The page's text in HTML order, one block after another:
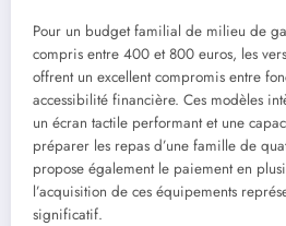
Pour un budget familial de milieu de
compris entre 400 et 800 euros, les
offrent un excellent compromis entre
accessibilité financière. Ces modèles
un écran tactile performant et une
préparer les repas d’une famille de
propose également le paiement en
l’acquisition de ces équipements
significatif.